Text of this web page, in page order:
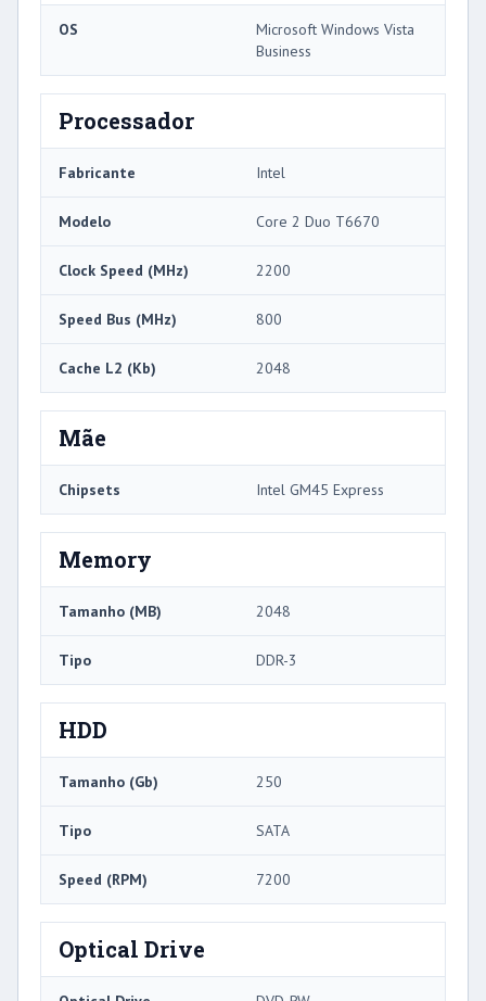
OS
Microsoft Windows Vista
Business
Processador
Fabricante Intel
Modelo Core 2 Duo T6670
Clock Speed ​​(MHz) 2200
Speed ​​Bus (MHz) 800
Cache L2 (Kb) 2048
Mãe
Chipsets Intel GM45 Express
Memory
Tamanho (MB) 2048
Tipo DDR-3
HDD
Tamanho (Gb) 250
Tipo SATA
Speed ​​(RPM) 7200
Optical Drive